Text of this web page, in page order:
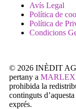
Avís Legal
Política de
Política de
Condicions
© 2026 INÈDIT
pertany a MARLEX
prohibida la
continguts
exprés.